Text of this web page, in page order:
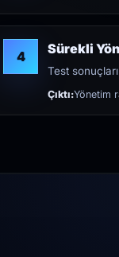
4 Sürekli
Test
Çıktı:Yönetim